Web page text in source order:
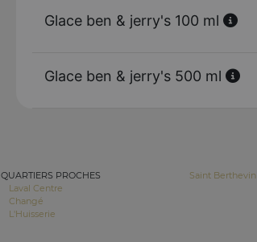
Glace ben & jerry's 100 ml
Glace ben & jerry's 500 ml
QUARTIERS PROCHES
Laval Centre
Changé
L'Huisserie
Saint Berthevin